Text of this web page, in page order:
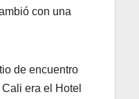
con una
de encuentro
era el Hotel